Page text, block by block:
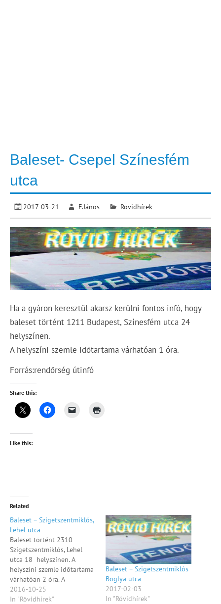
Baleset- Csepel Színesfém
utca
2017-03-21 F.János Rövidhírek
Ha a gyáron keresztül akarsz kerülni fontos infó, hogy
baleset történt 1211 Budapest, Színesfém utca 24
helyszínen.
A helyszíni szemle időtartama várhatóan 1 óra.
Forrás:rendőrség útinfó
Share this:
Like this:
Related
Baleset – Szigetszentmiklós,
Lehel utca
Baleset történt 2310
Szigetszentmiklós, Lehel
utca 18 helyszínen. A
helyszíni szemle időtartama
várhatóan 2 óra. A
helyszínen
forgalomkorlátozás nincs.
2016-10-25
In "Rövidhírek"
Baleset – Szigetszentmiklós
Boglya utca
2017-02-03
In "Rövidhírek"